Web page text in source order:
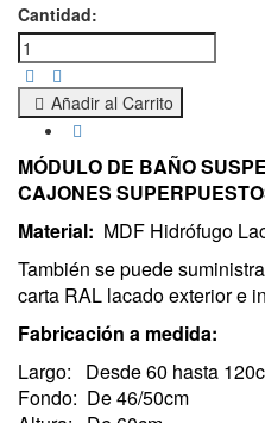
Cantidad:
Añadir al Carrito
MÓDULO DE BAÑO
CAJONES
Material: MDF Hidrófugo
También se puede
carta RAL lacado exterior e
Fabricación a medida:
Largo: Desde 60 hasta
Fondo: De 46/50cm